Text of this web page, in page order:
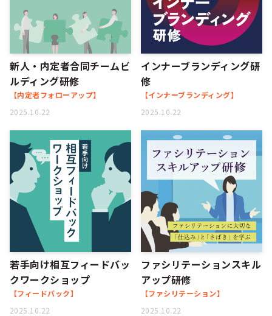
新人・内定者合同チームビ
ルディング研修
【内定者フォローアップ】
2025.10.22
インナーブランディング研
修
【インナーブランディング】
2025.10.22
若手向け相互フィードバッ
クワークショップ
【フィードバック】
2025.10.22
ファシリテーションスキル
アップ研修
【ファシリテーション】
2025.10.22